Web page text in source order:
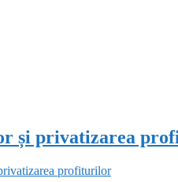
și privatizarea